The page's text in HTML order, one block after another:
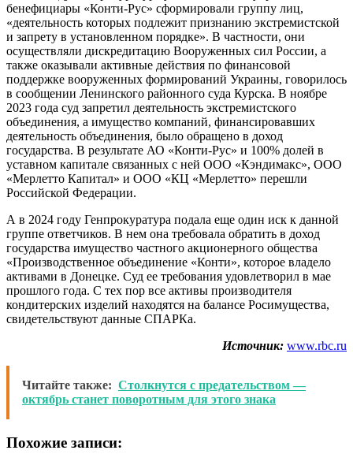
бенефициары «Конти-Рус» сформировали группу лиц,
«деятельность которых подлежит признанию экстремистской
и запрету в установленном порядке». В частности, они
осуществляли дискредитацию Вооруженных сил России, а
также оказывали активные действия по финансовой
поддержке вооруженных формирований Украины, говорилось
в сообщении Ленинского районного суда Курска. В ноябре
2023 года суд запретил деятельность экстремистского
объединения, а имущество компаний, финансировавших
деятельность объединения, было обращено в доход
государства. В результате АО «Конти-Рус» и 100% долей в
уставном капитале связанных с ней ООО «Кэндимакс», ООО
«Мерлетто Капитал» и ООО «КЦ «Мерлетто» перешли
Российской Федерации.
А в 2024 году Генпрокуратура подала еще один иск к данной
группе ответчиков. В нем она требовала обратить в доход
государства имущество частного акционерного общества
«Производственное объединение «Конти», которое владело
активами в Донецке. Суд ее требования удовлетворил в мае
прошлого года. С тех пор все активы производителя
кондитерских изделий находятся на балансе Росимущества,
свидетельствуют данные СПАРКа.
Источник: www.rbc.ru
Читайте также: Столкнутся с предательством —
октябрь станет поворотным для этого знака
Похожие записи: